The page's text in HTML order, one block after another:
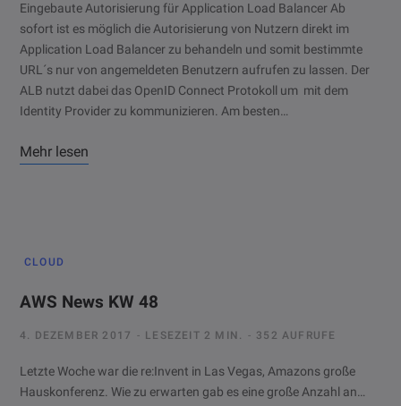
Eingebaute Autorisierung für Application Load Balancer Ab
sofort ist es möglich die Autorisierung von Nutzern direkt im
Application Load Balancer zu behandeln und somit bestimmte
URL´s nur von angemeldeten Benutzern aufrufen zu lassen. Der
ALB nutzt dabei das OpenID Connect Protokoll um mit dem
Identity Provider zu kommunizieren. Am besten…
Mehr lesen
CLOUD
AWS News KW 48
4. DEZEMBER 2017 LESEZEIT 2 MIN. 352 AUFRUFE
Letzte Woche war die re:Invent in Las Vegas, Amazons große
Hauskonferenz. Wie zu erwarten gab es eine große Anzahl an…